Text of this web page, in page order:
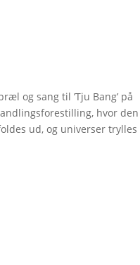
og sang til ’Tju Bang’ på
hvor den
ud, og universer trylles